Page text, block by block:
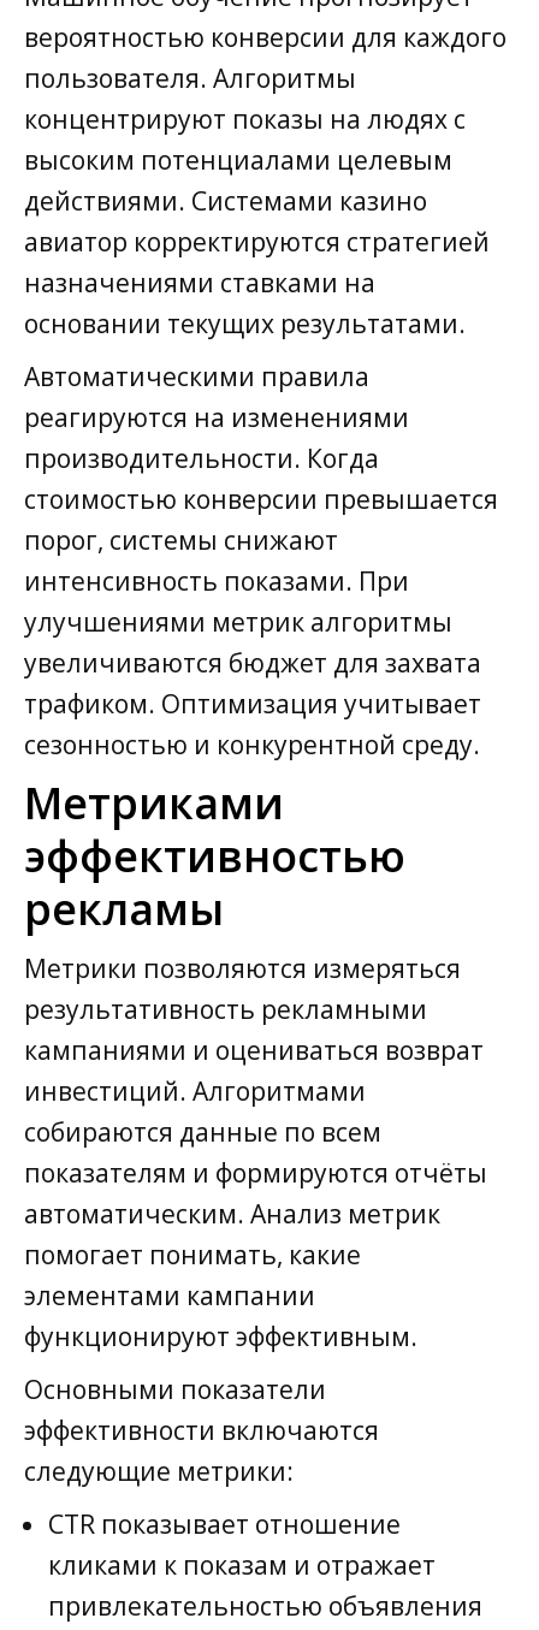
вероятностью конверсии для каждого
пользователя. Алгоритмы
концентрируют показы на людях с
высоким потенциалами целевым
действиями. Системами казино
авиатор корректируются стратегией
назначениями ставками на
основании текущих результатами.
Автоматическими правила
реагируются на изменениями
производительности. Когда
стоимостью конверсии превышается
порог, системы снижают
интенсивность показами. При
улучшениями метрик алгоритмы
увеличиваются бюджет для захвата
трафиком. Оптимизация учитывает
сезонностью и конкурентной среду.
Метриками
эффективностью
рекламы
Метрики позволяются измеряться
результативность рекламными
кампаниями и оцениваться возврат
инвестиций. Алгоритмами
собираются данные по всем
показателям и формируются отчёты
автоматическим. Анализ метрик
помогает понимать, какие
элементами кампании
функционируют эффективным.
Основными показатели
эффективности включаются
следующие метрики:
CTR показывает отношение
кликами к показам и отражает
привлекательностью объявления